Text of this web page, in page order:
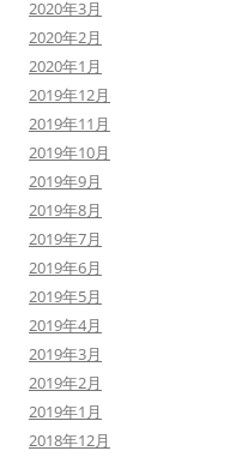
2020年3月
2020年2月
2020年1月
2019年12月
2019年11月
2019年10月
2019年9月
2019年8月
2019年7月
2019年6月
2019年5月
2019年4月
2019年3月
2019年2月
2019年1月
2018年12月